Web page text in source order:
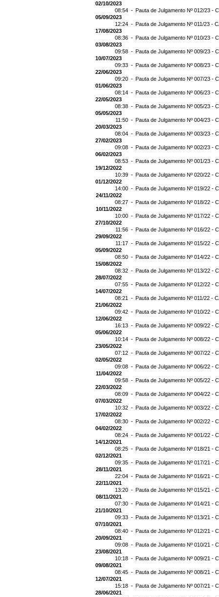
02/10/2023
08:54 - Pauta de Julgamento Nº 012/23 -
05/09/2023
12:24 - Pauta de Julgamento Nº 011/23 -
17/08/2023
08:36 - Pauta de Julgamento Nº 010/23 -
03/08/2023
09:58 - Pauta de Julgamento Nº 009/23 -
10/07/2023
09:33 - Pauta de Julgamento Nº 008/23 -
22/06/2023
09:20 - Pauta de Julgamento Nº 007/23 -
01/06/2023
08:14 - Pauta de Julgamento Nº 006/23 -
22/05/2023
08:38 - Pauta de Julgamento Nº 005/23 -
05/05/2023
11:50 - Pauta de Julgamento Nº 004/23 -
20/03/2023
08:04 - Pauta de Julgamento Nº 003/23 -
27/02/2023
09:08 - Pauta de Julgamento Nº 002/23 -
06/02/2023
08:53 - Pauta de Julgamento Nº 001/23 -
19/12/2022
10:39 - Pauta de Julgamento Nº 020/22 -
01/12/2022
14:00 - Pauta de Julgamento Nº 019/22 -
24/11/2022
08:27 - Pauta de Julgamento Nº 018/22 -
10/11/2022
10:00 - Pauta de Julgamento Nº 017/22 -
27/10/2022
11:56 - Pauta de Julgamento Nº 016/22 -
29/09/2022
11:17 - Pauta de Julgamento Nº 015/22 -
05/09/2022
08:50 - Pauta de Julgamento Nº 014/22 -
15/08/2022
08:32 - Pauta de Julgamento Nº 013/22 -
28/07/2022
07:55 - Pauta de Julgamento Nº 012/22 -
14/07/2022
08:21 - Pauta de Julgamento Nº 011/22 -
21/06/2022
09:42 - Pauta de Julgamento Nº 010/22 -
12/06/2022
16:13 - Pauta de Julgamento Nº 009/22 -
05/06/2022
10:14 - Pauta de Julgamento Nº 008/22 -
23/05/2022
07:12 - Pauta de Julgamento Nº 007/22 -
02/05/2022
09:08 - Pauta de Julgamento Nº 006/22 -
11/04/2022
09:58 - Pauta de Julgamento Nº 005/22 -
22/03/2022
08:09 - Pauta de Julgamento Nº 004/22 -
07/03/2022
10:32 - Pauta de Julgamento Nº 003/22 -
17/02/2022
08:30 - Pauta de Julgamento Nº 002/22 -
04/02/2022
08:24 - Pauta de Julgamento Nº 001/22 -
14/12/2021
08:25 - Pauta de Julgamento Nº 018/21 -
02/12/2021
09:35 - Pauta de Julgamento Nº 017/21 -
28/11/2021
22:04 - Pauta de Julgamento Nº 016/21 -
22/11/2021
13:20 - Pauta de Julgamento Nº 015/21 -
08/11/2021
07:30 - Pauta de Julgamento Nº 014/21 -
21/10/2021
09:33 - Pauta de Julgamento Nº 013/21 -
07/10/2021
08:40 - Pauta de Julgamento Nº 012/21 -
20/09/2021
09:08 - Pauta de Julgamento Nº 010/21 -
23/08/2021
10:18 - Pauta de Julgamento Nº 009/21 -
09/08/2021
08:45 - Pauta de Julgamento Nº 008/21 -
12/07/2021
15:18 - Pauta de Julgamento Nº 007/21 -
28/06/2021